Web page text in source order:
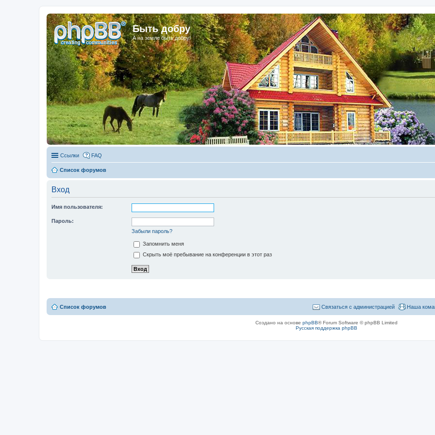
Быть добру
А на земле быть добру!
Ссылки FAQ
Список форумов
Вход
Имя пользователя:
Пароль:
Забыли пароль?
Запомнить меня
Скрыть моё пребывание на конференции в этот раз
Список форумов Наша
Связаться с администрацией
Создано на основе phpBB® Forum Software © phpBB Limited
Русская поддержка phpBB